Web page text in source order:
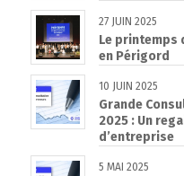
27 JUIN 2025
Le printemps
en Périgord
10 JUIN 2025
Grande
2025 : Un
d’entreprise
5 MAI 2025